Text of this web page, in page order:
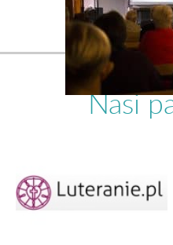
Nasi